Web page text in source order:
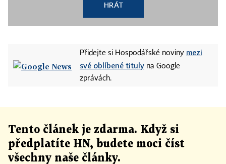
HRÁT
Přidejte si Hospodářské noviny mezi
své oblíbené tituly na Google
zprávách.
Tento článek je zdarma. Když si
předplatíte HN, budete moci číst
všechny naše články.